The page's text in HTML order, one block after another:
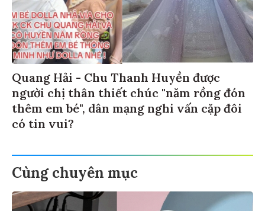
Quang Hải - Chu Thanh Huyền được
người chị thân thiết chúc "năm rồng đón
thêm em bé", dân mạng nghi vấn cặp đôi
có tin vui?
Cùng chuyên mục